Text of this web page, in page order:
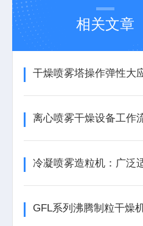
相关文章
干燥喷雾塔操作弹性大